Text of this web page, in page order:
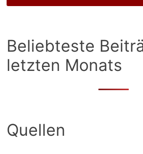
Beliebteste
letzten Monats
Quellen